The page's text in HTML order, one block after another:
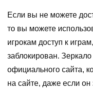
Если вы не можете
то вы можете
игрокам доступ к
заблокирован.
официального сайта,
на сайте, даже если он